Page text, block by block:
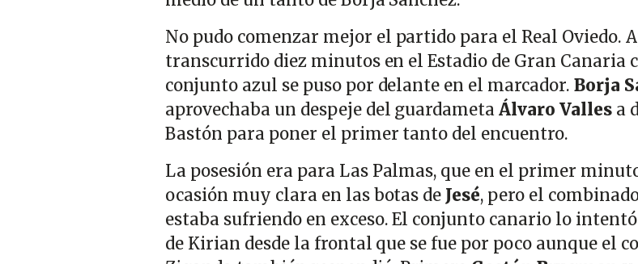
No pudo comenzar mejor el partido para el Real Oviedo.
transcurrido diez minutos en el Estadio de Gran Canaria
conjunto azul se puso por delante en el marcador.Borja
aprovechaba un despeje del guardametaÁlvaro Valles a
Bastón para poner el primer tanto del encuentro.
La posesión era para Las Palmas, que en el primer
ocasión muy clara en las botas de Jesé, pero el
estaba sufriendo en exceso. El conjunto canario lo
de Kirian desde la frontal que se fue por poco aunque el